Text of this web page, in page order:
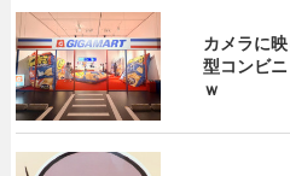
カメラに
型コンビ
ｗ